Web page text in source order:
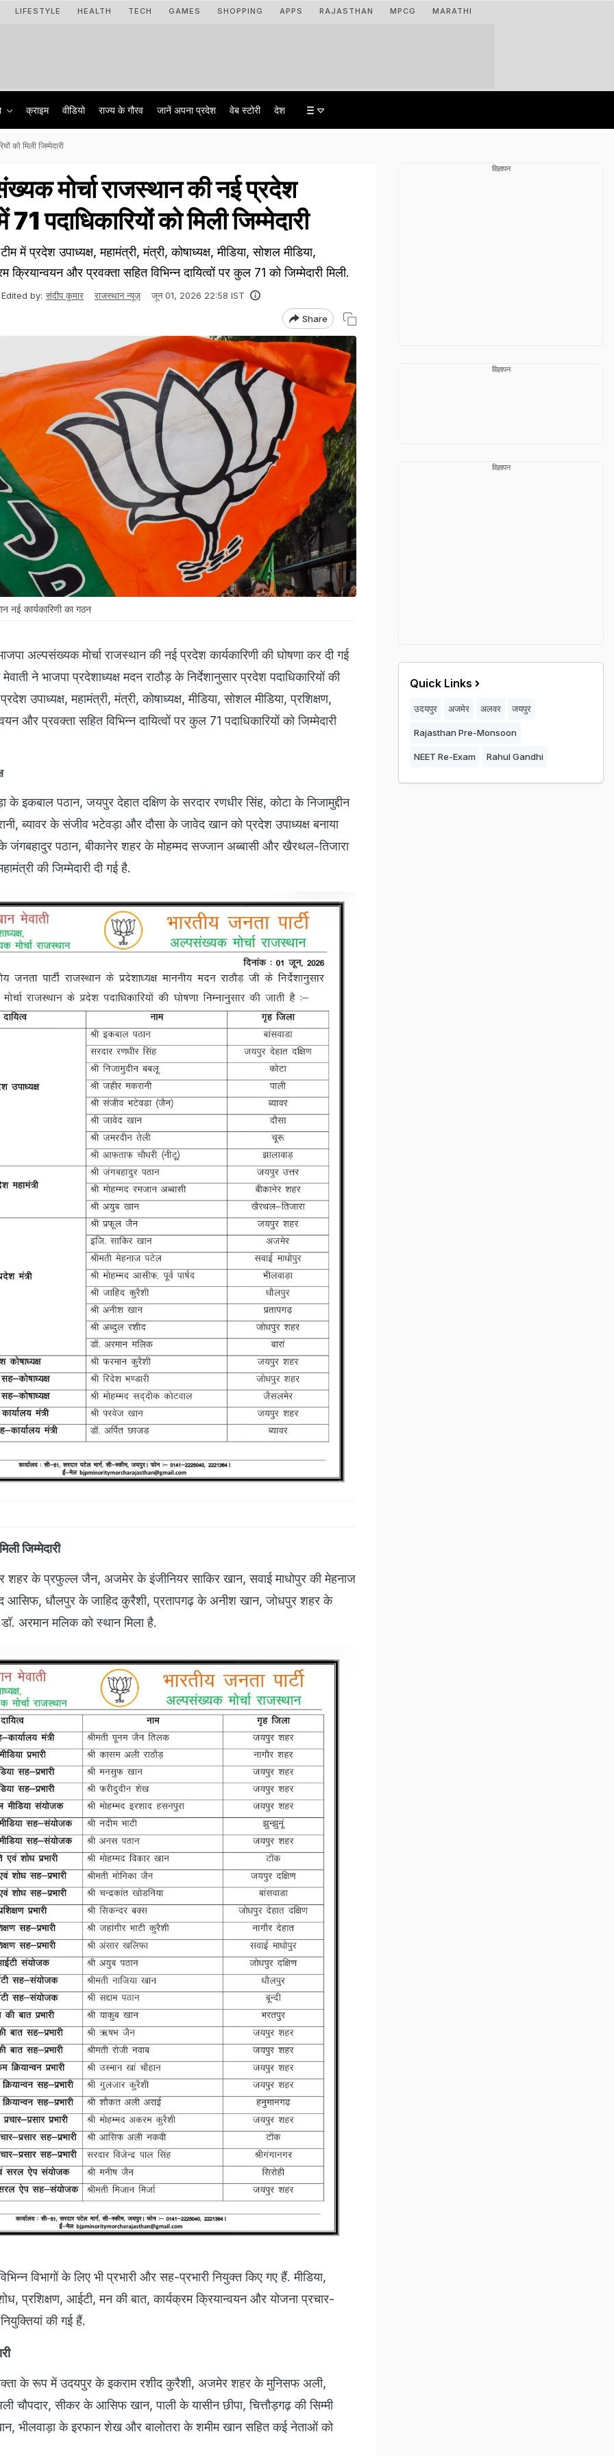
LIFESTYLE HEALTH TECH GAMES SHOPPING APPS RAJASTHAN MPCG MARATHI
क्राइम वीडियो राज्‍य के गौरव जानें अपना प्रदेश वेब स्टोरी देश
को मिली जिम्मेदारी
मोर्चा राजस्थान की नई प्रदेश
71 पदाधिकारियों को मिली जिम्मेदारी
में प्रदेश उपाध्यक्ष, महामंत्री, मंत्री, कोषाध्यक्ष, मीडिया, सोशल मीडिया,
क्रियान्वयन और प्रवक्ता सहित विभिन्न दायित्वों पर कुल 71 को जिम्मेदारी मिली.
Edited by: संदीप कुमार राजस्थान न्यूज़ जून 01, 2026 22:58 IST
Share
नई कार्यकारिणी का गठन
अल्पसंख्यक मोर्चा राजस्थान की नई प्रदेश कार्यकारिणी की घोषणा कर दी गई
ने भाजपा प्रदेशाध्यक्ष मदन राठौड़ के निर्देशानुसार प्रदेश पदाधिकारियों की
उपाध्यक्ष, महामंत्री, मंत्री, कोषाध्यक्ष, मीडिया, सोशल मीडिया, प्रशिक्षण,
और प्रवक्ता सहित विभिन्न दायित्वों पर कुल 71 पदाधिकारियों को जिम्मेदारी
के इकबाल पठान, जयपुर देहात दक्षिण के सरदार रणधीर सिंह, कोटा के निजामुद्दीन
ब्यावर के संजीव भटेवड़ा और दौसा के जावेद खान को प्रदेश उपाध्यक्ष बनाया
जंगबहादुर पठान, बीकानेर शहर के मोहम्मद सज्जान अब्बासी और खैरथल-तिजारा
की जिम्मेदारी दी गई है.
जिम्मेदारी
शहर के प्रफुल्ल जैन, अजमेर के इंजीनियर साकिर खान, सवाई माधोपुर की मेहनाज
आसिफ, धौलपुर के जाहिद कुरैशी, प्रतापगढ़ के अनीश खान, जोधपुर शहर के
अरमान मलिक को स्थान मिला है.
विभागों के लिए भी प्रभारी और सह-प्रभारी नियुक्त किए गए हैं. मीडिया,
प्रशिक्षण, आईटी, मन की बात, कार्यक्रम क्रियान्वयन और योजना प्रचार-
की गई हैं.
के रूप में उदयपुर के इकराम रशीद कुरैशी, अजमेर शहर के मुनिसफ अली,
चौपदार, सीकर के आसिफ खान, पाली के यासीन छीपा, चित्तौड़गढ़ की सिम्मी
भीलवाड़ा के इरफान शेख और बालोतरा के शमीम खान सहित कई नेताओं को
विज्ञापन
विज्ञापन
विज्ञापन
Quick Links
उदयपुर अजमेर अलवर जयपुर
Rajasthan Pre-Monsoon
NEET Re-Exam Rahul Gandhi